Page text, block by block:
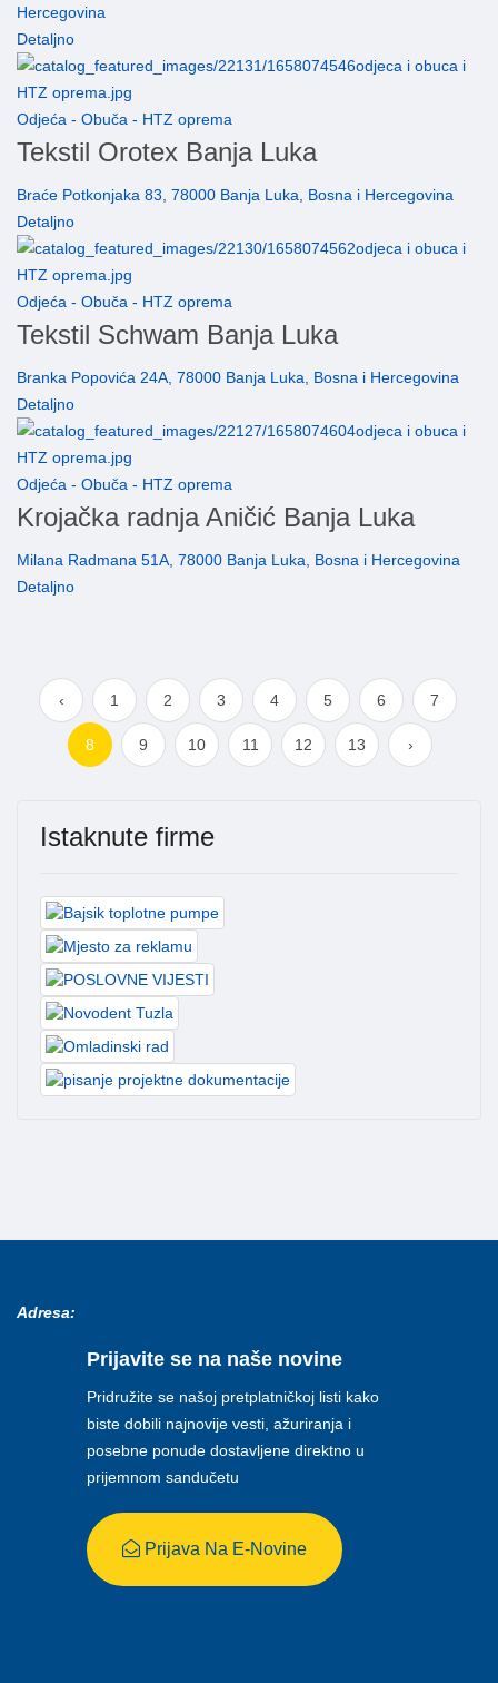
Hercegovina
Detaljno
Odjeća - Obuča - HTZ oprema
Tekstil Orotex Banja Luka
Braće Potkonjaka 83, 78000 Banja Luka, Bosna i Hercegovina
Detaljno
Odjeća - Obuča - HTZ oprema
Tekstil Schwam Banja Luka
Branka Popovića 24A, 78000 Banja Luka, Bosna i Hercegovina
Detaljno
Odjeća - Obuča - HTZ oprema
Krojačka radnja Aničić Banja Luka
Milana Radmana 51A, 78000 Banja Luka, Bosna i Hercegovina
Detaljno
‹ 1 2 3 4 5 6 7
8 9 10 11 12 13 ›
Istaknute firme
Adresa:
Prijavite se na naše novine
Pridružite se našoj pretplatničkoj listi kako
biste dobili najnovije vesti, ažuriranja i
posebne ponude dostavljene direktno u
prijemnom sandučetu
Prijava Na E-Novine